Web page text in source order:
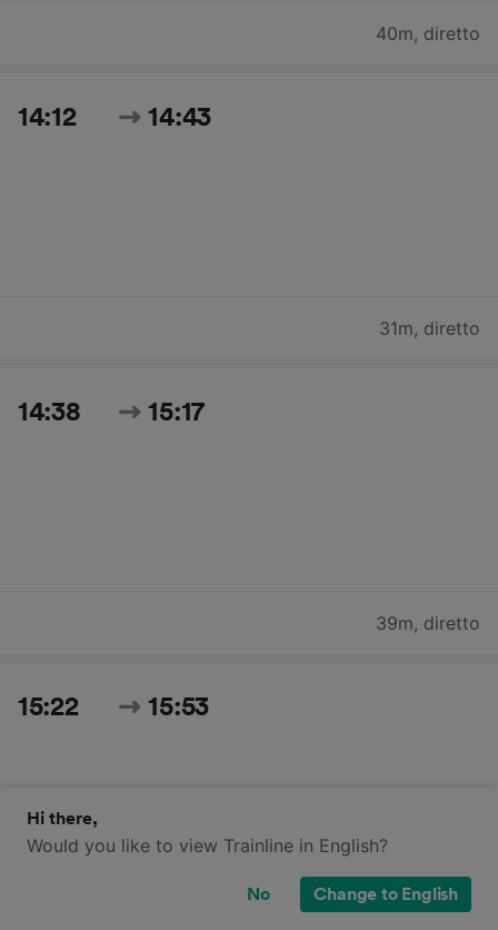
40m, diretto
14:12 14:43
31m, diretto
14:38 15:17
39m, diretto
15:22 15:53
31m,diretto
Hi there,
Would you like to view Trainline in English?
No Change to English